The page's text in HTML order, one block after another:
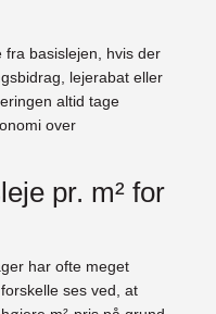
fra basislejen, hvis der
lejerabat eller
altid tage
over
pr. m² for
har ofte meget
ses ved, at